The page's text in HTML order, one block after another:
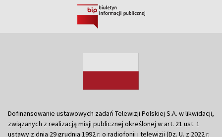
Dofinansowanie ustawowych zadań Telewizji Polskiej S.A. w likwidacji,
związanych z realizacją misji publicznej określonej w art. 21 ust. 1
ustawy z dnia 29 grudnia 1992 r. o radiofonii i telewizji (Dz. U. z 2022 r.